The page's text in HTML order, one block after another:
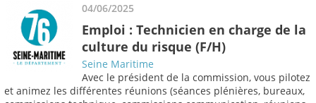
04/06/2025
Emploi : Technicien en charge de la
culture du risque (F/H)
Seine Maritime
Avec le président de la commission, vous pilotez
et animez les différentes réunions (séances plénières, bureaux,